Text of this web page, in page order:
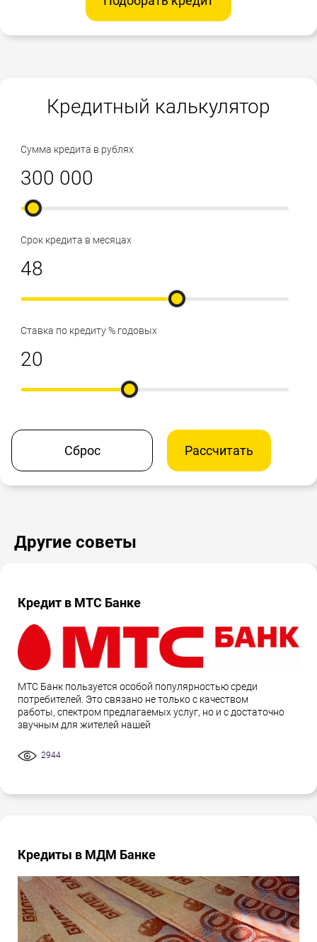
Кредитный калькулятор
Сумма кредита в рублях
Срок кредита в месяцах
Ставка по кредиту % годовых
Сброс Рассчитать
Другие советы
Кредит в МТС Банке
МТС Банк пользуется особой популярностью среди
потребителей. Это связано не только с качеством
работы, спектром предлагаемых услуг, но и с достаточно
звучным для жителей нашей
2944
Кредиты в МДМ Банке